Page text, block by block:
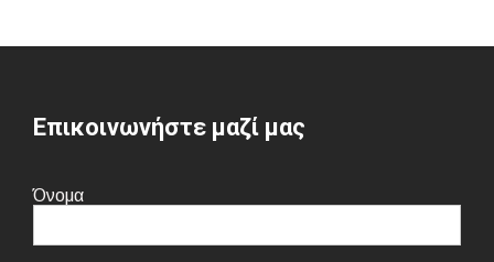
Επικοινωνήστε μαζί μας
Όνομα